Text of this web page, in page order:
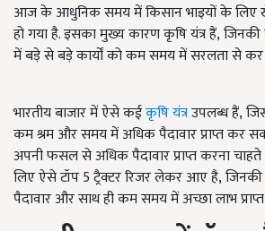
आज के आधुनिक समय में किसान भाइयों के लिए
हो गया है. इसका मुख्य कारण कृषि यंत्र हैं,
में बड़े से बड़े कार्यों को कम समय में सरलता से
भारतीय बाजार में ऐसे कईकृषि यंत्रउपलब्ध हैं,
कम श्रम और समय में अधिक पैदावार प्राप्त कर
अपनी फसल से अधिक पैदावार प्राप्त करना
लिए ऐसे टॉप 5ट्रैक्टर रिजर लेकर आए है,
पैदावार और साथ ही कम समय में अच्छा लाभ